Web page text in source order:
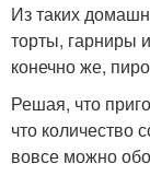
Из таких
торты, гарниры
конечно же,
Решая, что
что количество
вовсе можно